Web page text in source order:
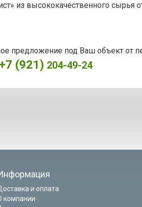
из высококачественного сырья
предложение под Ваш объект от
+7 (921) 204-49-24
и оплата
компании